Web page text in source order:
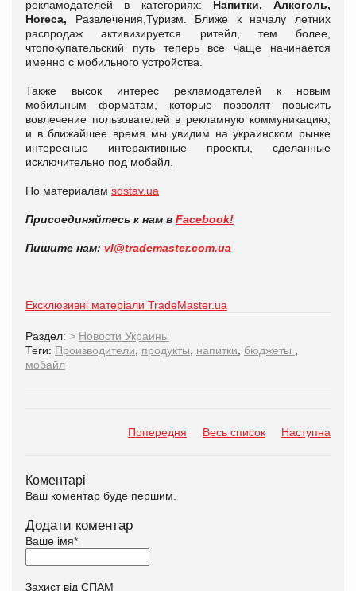
рекламодателей в категориях: Напитки, Алкоголь,
Horeca, Развлечения,Туризм. Ближе к началу летних
распродаж активизируется ритейл, тем более,
чтопокупательский путь теперь все чаще начинается
именно с мобильного устройства.
Также высок интерес рекламодателей к новым
мобильным форматам, которые позволят повысить
вовлечение пользователей в рекламную коммуникацию,
и в ближайшее время мы увидим на украинском рынке
интересные интерактивные проекты, сделанные
исключительно под мобайл.
По материалам sostav.ua
Присоединяйтесь к нам в Facebook!
Пишите нам: vl@trademaster.com.ua
Ексклюзивні матеріали TradeMaster.ua
Раздел: > Новости Украины
Теги: Производители продукты напитки бюджеты
мобайл
Попередня Весь список Наступна
Коментарі
Ваш коментар буде першим.
Додати коментар
Ваше імя*
Захист від СПАМ